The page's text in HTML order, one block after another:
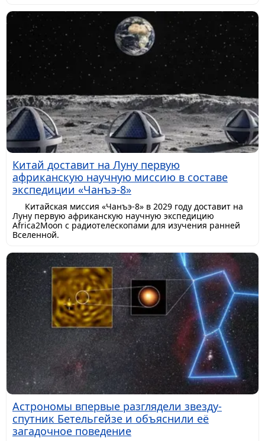
Китай доставит на Луну первую
африканскую научную миссию в составе
экспедиции «Чанъэ-8»
Китайская миссия «Чанъэ-8» в 2029 году доставит на
Луну первую африканскую научную экспедицию
Africa2Moon с радиотелескопами для изучения ранней
Вселенной.
Астрономы впервые разглядели звезду-
спутник Бетельгейзе и объяснили её
загадочное поведение